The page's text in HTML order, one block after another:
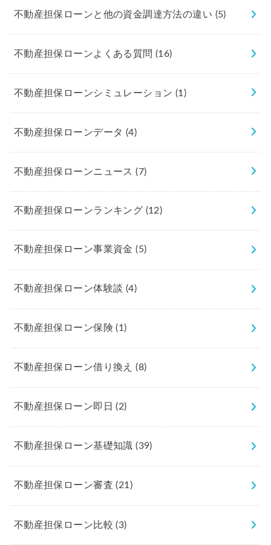
不動産担保ローンと他の資金調達方法の違い (5)
不動産担保ローンよくある質問(16)
不動産担保ローンシミュレーション (1)
不動産担保ローンデータ (4)
不動産担保ローンニュース(7)
不動産担保ローンランキング (12)
不動産担保ローン事業資金(5)
不動産担保ローン体験談 (4)
不動産担保ローン保険(1)
不動産担保ローン借り換え(8)
不動産担保ローン即日(2)
不動産担保ローン基礎知識(39)
不動産担保ローン審査(21)
不動産担保ローン比較(3)